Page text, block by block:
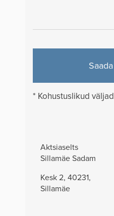
Saada
* Kohustuslikud väljad
Aktsiaselts
Sillamäe Sadam
Kesk 2, 40231,
Sillamäe